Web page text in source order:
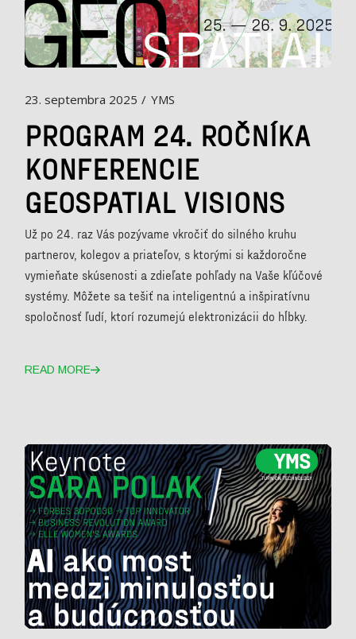
23. septembra 2025 YMS
PROGRAM 24. ROČNÍKA
KONFERENCIE
GEOSPATIAL VISIONS
Už po 24. raz Vás pozývame vkročiť do silného kruhu
partnerov, kolegov a priateľov, s ktorými si každoročne
vymieňate skúsenosti a zdieľate pohľady na Vaše kľúčové
systémy. Môžete sa tešiť na inteligentnú a inšpiratívnu
spoločnosť ľudí, ktorí rozumejú elektronizácii do hĺbky.
READ MORE